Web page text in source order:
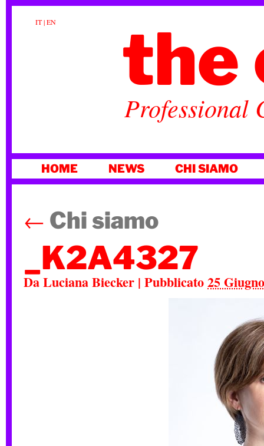
IT|EN the
Professional
AL
HOME NEWS CHI SIAMO
← Chi siamo
_K2A4327
DaLuciana Biecker | Pubblicato25